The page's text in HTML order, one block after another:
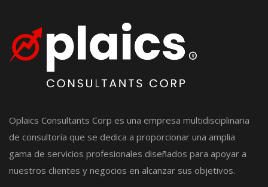
Oplaics Consultants Corp es una empresa multidisciplinaria
de consultoría que se dedica a proporcionar una amplia
gama de servicios profesionales diseñados para apoyar a
nuestros clientes y negocios en alcanzar sus objetivos.